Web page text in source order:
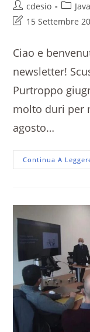
cdesio Java
15 Settembre
Ciao e
newsletter!
Purtroppo
molto duri per
agosto…
Continua A